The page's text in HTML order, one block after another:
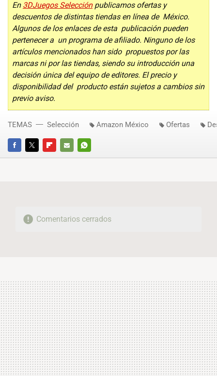
En 3DJuegos Selecciónpublicamos ofertas y
descuentos de distintas tiendas en línea de México.
Algunos de los enlaces de esta publicación pueden
pertenecer a un programa de afiliado. Ninguno de los
artículos mencionados han sido propuestos por las
marcas ni por las tiendas, siendo su introducción una
decisión única del equipo de editores. El precio y
disponibilidad del producto están sujetos a cambios sin
previo aviso.
FACEBOOKTWITTERFLIPBOARD
E-
WHATSAPP
TEMAS Selección Amazon México Ofertas
Comentarios cerrados